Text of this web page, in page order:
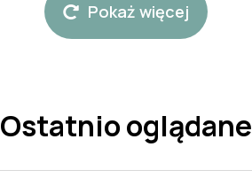
Pokaż więcej
Ostatnio oglądane